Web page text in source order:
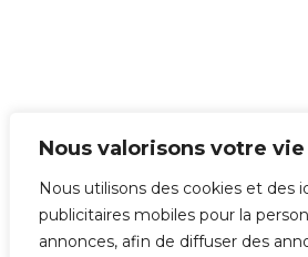
Nous valorisons votre
Nous utilisons des cookies et des
publicitaires mobiles pour la
annonces, afin de diffuser des